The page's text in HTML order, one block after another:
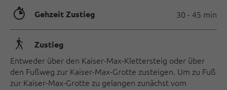
🐲 Gehzeit Zustieg 30 - 45 min
🛬 Zustieg
Entweder über den Kaiser-Max-Klettersteig oder über
den Fußweg zur Kaiser-Max-Grotte zusteigen. Um zu Fuß
zur Kaiser-Max-Grotte zu gelangen zunächst vom